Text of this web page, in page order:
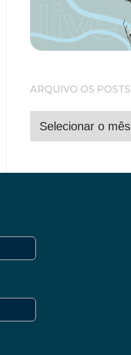
ARQUIVO OS POSTS
ARQUIVO
OS